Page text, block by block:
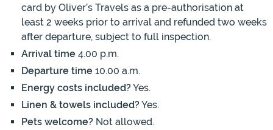
card by Oliver’s Travels as a pre-authorisation at
least 2 weeks prior to arrival and refunded two weeks
after departure, subject to full inspection.
Arrival time 4.00 p.m.
Departure time 10.00 a.m.
Energy costs included?Yes.
Linen & towels included?Yes.
Pets welcome? Not allowed.